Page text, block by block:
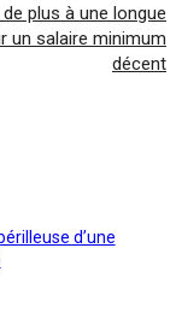
plus à une longue
un salaire minimum
décent
d’une